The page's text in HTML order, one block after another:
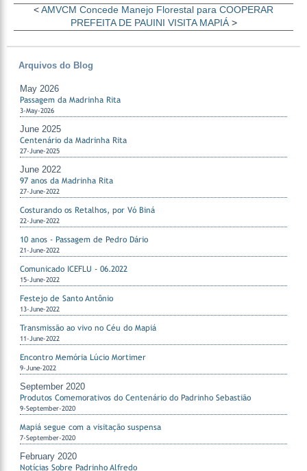
<AMVCM Concede Manejo Florestal para COOPERAR
PREFEITA DE PAUINI VISITA MAPIÁ>
Arquivos do Blog
May 2026
Passagem da Madrinha Rita
3-May-2026
June 2025
Centenário da Madrinha Rita
27-June-2025
June 2022
97 anos da Madrinha Rita
27-June-2022
Costurando os Retalhos, por Vó Biná
22-June-2022
10 anos - Passagem de Pedro Dário
21-June-2022
Comunicado ICEFLU - 06.2022
15-June-2022
Festejo de Santo Antônio
13-June-2022
Transmissão ao vivo no Céu do Mapiá
11-June-2022
Encontro Memória Lúcio Mortimer
9-June-2022
September 2020
Produtos Comemorativos do Centenário do Padrinho Sebastião
9-September-2020
Mapiá segue com a visitação suspensa
7-September-2020
February 2020
Notícias Sobre Padrinho Alfredo